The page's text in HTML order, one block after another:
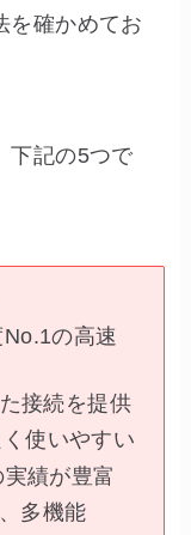
を確かめてお
下記の5つで
No.1の高速
接続を提供
く使いやすい
実績が豊富
多機能